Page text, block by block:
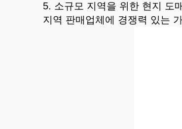
5. 소규모 지역을 위한 현지 도
지역 판매업체에 경쟁력 있는